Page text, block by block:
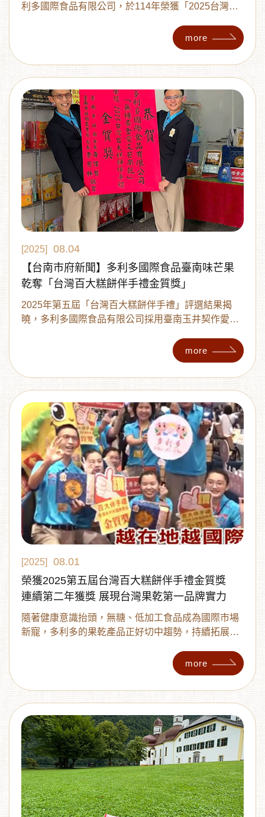
利多國際食品有限公司，於114年榮獲「2025台灣百
特實力，更象徵台灣在地農特產品躍升國際舞台的重
more
[2025]
08.04
【台南市府新聞】多利多國際食品臺南味芒果
乾奪「台灣百大糕餅伴手禮金質獎」
2025年第五屆「台灣百大糕餅伴手禮」評選結果揭
曉，多利多國際食品有限公司採用臺南玉井契作愛文
more
[2025]
08.01
榮獲2025第五屆台灣百大糕餅伴手禮金質獎
連續第二年獲獎 展現台灣果乾第一品牌實力
隨著健康意識抬頭，無糖、低加工食品成為國際市場
新寵，多利多的果乾產品正好切中趨勢，持續拓展東
more